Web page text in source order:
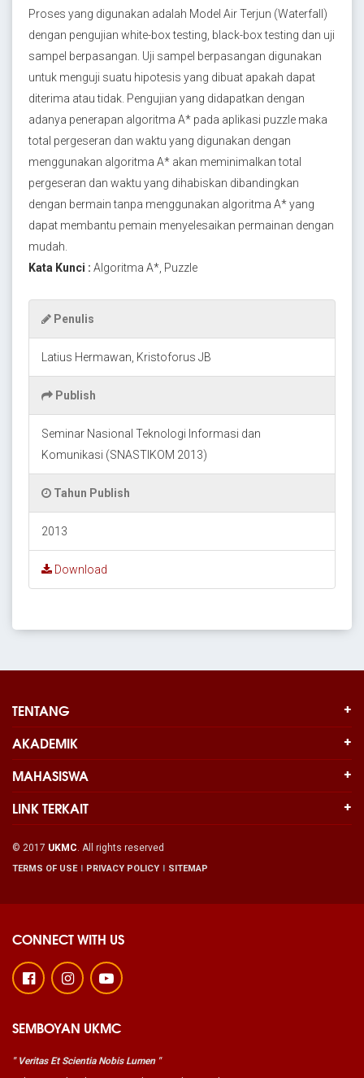
Proses yang digunakan adalah Model Air Terjun (Waterfall)
dengan pengujian white-box testing, black-box testing dan uji
sampel berpasangan. Uji sampel berpasangan digunakan
untuk menguji suatu hipotesis yang dibuat apakah dapat
diterima atau tidak. Pengujian yang didapatkan dengan
adanya penerapan algoritma A* pada aplikasi puzzle maka
total pergeseran dan waktu yang digunakan dengan
menggunakan algoritma A* akan meminimalkan total
pergeseran dan waktu yang dihabiskan dibandingkan
dengan bermain tanpa menggunakan algoritma A* yang
dapat membantu pemain menyelesaikan permainan dengan
mudah.
Kata Kunci : Algoritma A*, Puzzle
Penulis
Latius Hermawan, Kristoforus JB
Publish
Seminar Nasional Teknologi Informasi dan
Komunikasi (SNASTIKOM 2013)
Tahun Publish
2013
Download
TENTANG
AKADEMIK
MAHASISWA
LINK TERKAIT
© 2017 UKMC. All rights reserved
TERMS OF USE PRIVACY POLICY SITEMAP
CONNECT WITH US
SEMBOYAN UKMC
" Veritas Et Scientia Nobis Lumen "